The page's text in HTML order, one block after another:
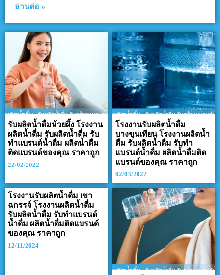
อ่านต่อ »
รับผลิตน้ำดื่มห้วยผึ้ง โรงงาน
ผลิตน้ำดื่ม รับผลิตน้ำดื่ม รับ
ทำแบรนด์น้ำดื่ม ผลิตน้ำดื่ม
ติดแบรนด์ของคุณ ราคาถูก
22/02/2022
โรงงานรับผลิตน้ำดื่ม
บางขุนเทียน โรงงานผลิตน้ำ
ดื่ม รับผลิตน้ำดื่ม รับทำ
แบรนด์น้ำดื่ม ผลิตน้ำดื่มติด
แบรนด์ของคุณ ราคาถูก
02/03/2022
โรงงานรับผลิตน้ำดื่ม เขา
ฉกรรจ์ โรงงานผลิตน้ำดื่ม
รับผลิตน้ำดื่ม รับทำแบรนด์
น้ำดื่ม ผลิตน้ำดื่มติดแบรนด์
ของคุณ ราคาถูก
12/11/2024